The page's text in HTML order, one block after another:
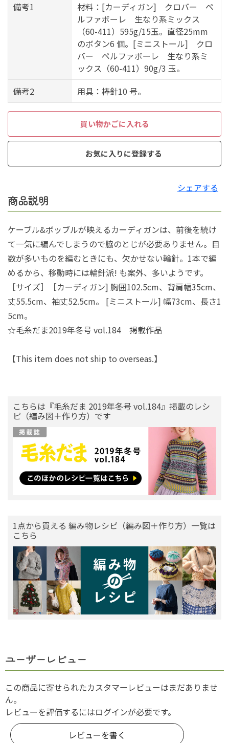
備考1
材料：[カーディガン] クロバー ペ
ルファボーレ 生なり系ミックス
（60-411）595g/15玉。直径25mm
のボタン6 個。[ミニストール] クロ
バー ペルファボーレ 生なり系ミ
ックス（60-411）90g/3 玉。
備考2
用具：棒針10 号。
買い物かごに入れる
お気に入りに登録する
シェアする
商品説明
ケーブル&ボッブルが映えるカーディガンは、前後を続け
て一気に編んでしまうので脇のとじが必要ありません。目
数が多いものを編むときにも、欠かせない輪針。1本で編
めるから、移動時には輪針派! も案外、多いようです。
［サイズ］［カーディガン] 胸囲102.5cm、背肩幅35cm、
丈55.5cm、袖丈52.5cm。 [ミニストール] 幅73cm、長さ1
5cm。
☆毛糸だま2019年冬号 vol.184 掲載作品
【This item does not ship to overseas.】
こちらは『毛糸だま 2019年冬号 vol.184』掲載のレシ
ピ（編み図＋作り方）です
1点から買える 編み物レシピ（編み図＋作り方）一覧は
こちら
ユーザーレビュー
この商品に寄せられたカスタマーレビューはまだありませ
ん。
レビューを評価するにはログインが必要です。
レビューを書く